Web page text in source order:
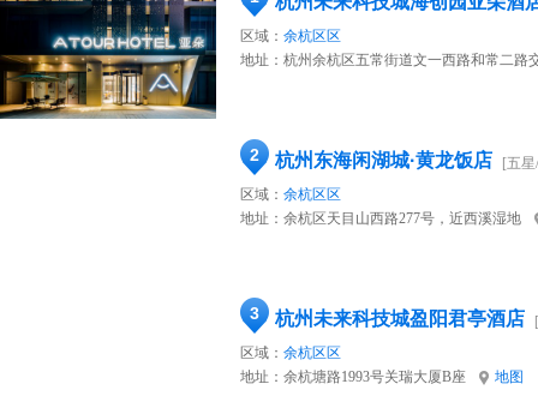
区域： 余杭区区
地址： 杭州余杭区五常街道文一西路和常二路
2 杭州东海闲湖城·黄龙饭店
[五
区域： 余杭区区
地址： 余杭区天目山西路277号，近西溪湿地
3 杭州未来科技城盈阳君亭酒店
区域： 余杭区区
地址： 余杭塘路1993号关瑞大厦B座 地图